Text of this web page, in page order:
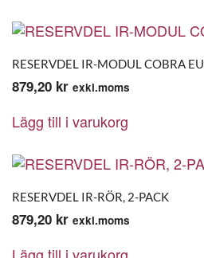
RESERVDEL IR-MODUL COBRA EU
879,20 kr exkl.moms
Lägg till i varukorg
RESERVDEL IR-RÖR, 2-PACK
879,20 kr exkl.moms